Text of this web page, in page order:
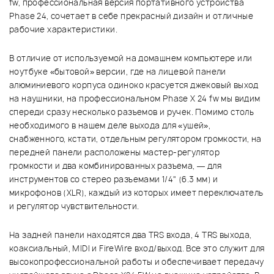
fw, профессиональная версия портативного устройства
Phase 24, сочетает в себе прекрасный дизайн и отличные
рабочие характеристики.
В отличие от используемой на домашнем компьютере или
ноутбуке «бытовой» версии, где на лицевой панели
алюминиевого корпуса одиноко красуется джековый выход
на наушники, на профессиональном Phase X 24 fw мы видим
спереди сразу несколько разъемов и ручек. Помимо столь
необходимого в нашем деле выхода для «ушей»,
снабженного, кстати, отдельным регулятором громкости, на
передней панели расположены мастер-регулятор
громкости и два комбинированных разъема, — для
инструментов со стерео разъемами 1/4" (6.3 мм) и
микрофонов (XLR), каждый из которых имеет переключатель
и регулятор чувствительности.
На задней панели находятся два TRS входа, 4 TRS выхода,
коаксиальный, MIDI и FireWire вход/выход. Все это служит для
высокопрофессиональной работы и обеспечивает передачу